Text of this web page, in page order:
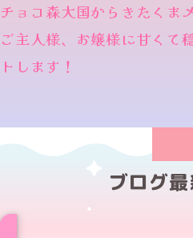
チョコ森大国からきたくま
ご主人様、お嬢様に甘くて
トします！
ブログ